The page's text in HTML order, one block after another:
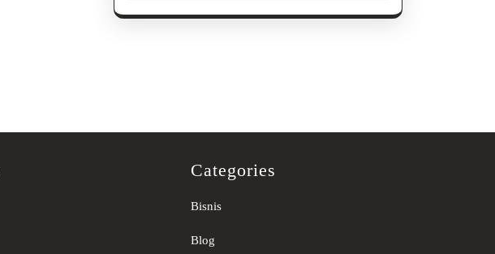
Categories
Bisnis
Blog